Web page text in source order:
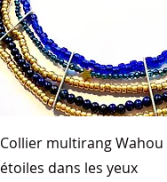
Collier multirang Wahou
étoiles dans les yeux